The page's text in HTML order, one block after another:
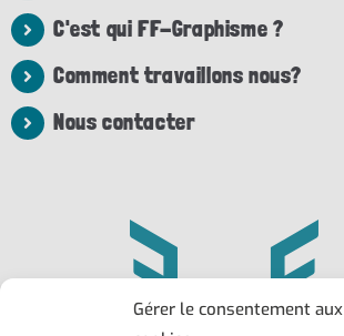
Gérer le consentement aux
C'est qui FF-Graphisme ?
Comment travaillons nous?
Nous contacter